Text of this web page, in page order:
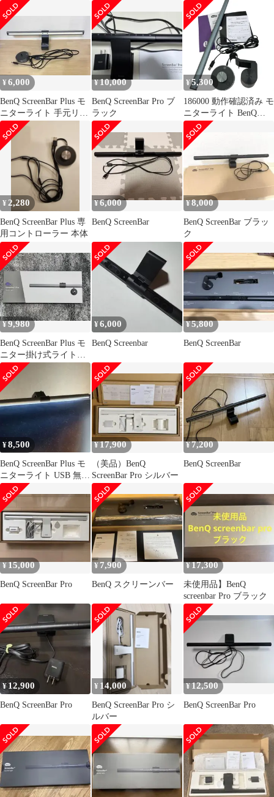
クリーンバー
¥6,000
BenQ ScreenBar Plus モ
ニターライト 手元リモ
コン付
¥10,000
BenQ ScreenBar Pro ブ
ラック
¥5,300
186000 動作確認済み モ
ニターライト BenQ
ScreenBar Plus
¥2,280
BenQ ScreenBar Plus 専
用コントローラー 本体
¥6,000
BenQ ScreenBar
¥8,000
BenQ ScreenBar ブラッ
ク
¥9,980
BenQ ScreenBar Plus モ
ニター掛け式ライトス
クリーンバー
¥6,000
BenQ Screenbar
¥5,800
BenQ ScreenBar
¥8,500
BenQ ScreenBar Plus モ
ニターライト USB 無段
調光 廃盤
¥17,900
（美品）BenQ
ScreenBar Pro シルバー
¥7,200
BenQ ScreenBar
¥15,000
BenQ ScreenBar Pro
¥7,900
BenQ スクリーンバー
¥17,300
未使用品】BenQ
screenbar Pro ブラック
¥12,900
BenQ ScreenBar Pro
¥ 14,000
BenQ ScreenBar Pro シ
ルバー
¥12,500
BenQ ScreenBar Pro